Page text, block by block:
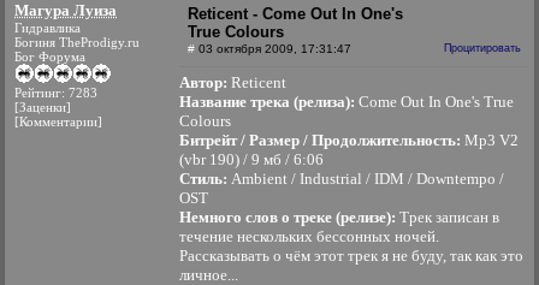
Магура Луиза
Гидравлика
Богиня TheProdigy.ru
Бог Форума
Рейтинг: 7283
[Заценки]
[Комментарии]
Reticent - Come Out In One's
True Colours
# 03 октября 2009, 17:31:47 Процитировать
Автор: Reticent
Название трека (релиза): Come Out In One's True
Colours
Битрейт / Размер / Продолжительность: Mp3 V2
(vbr 190) / 9 мб / 6:06
Стиль: Ambient / Industrial / IDM / Downtempo /
OST
Немного слов о треке (релизе): Трек записан в
течение нескольких бессонных ночей.
Рассказывать о чём этот трек я не буду, так как это
личное...